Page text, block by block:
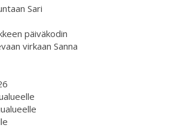
Sari
päiväkodin
virkaan Sanna